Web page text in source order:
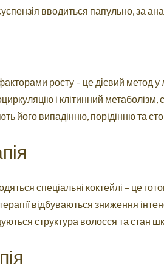
вводиться папульно, за
росту – це дієвий метод у
і клітинний
його випадінню, порідінню та
спеціальні коктейлі – це
відбуваються зниження
структура волосся та стан